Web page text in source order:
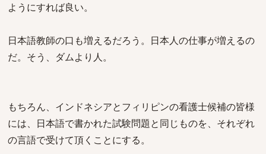
ようにすれば良い。
日本語教師の口も増えるだろう。日本人の仕事が増えるの
だ。そう、ダムより人。
もちろん、インドネシアとフィリピンの看護士候補の皆様
には、日本語で書かれた試験問題と同じものを、それぞれ
の言語で受けて頂くことにする。